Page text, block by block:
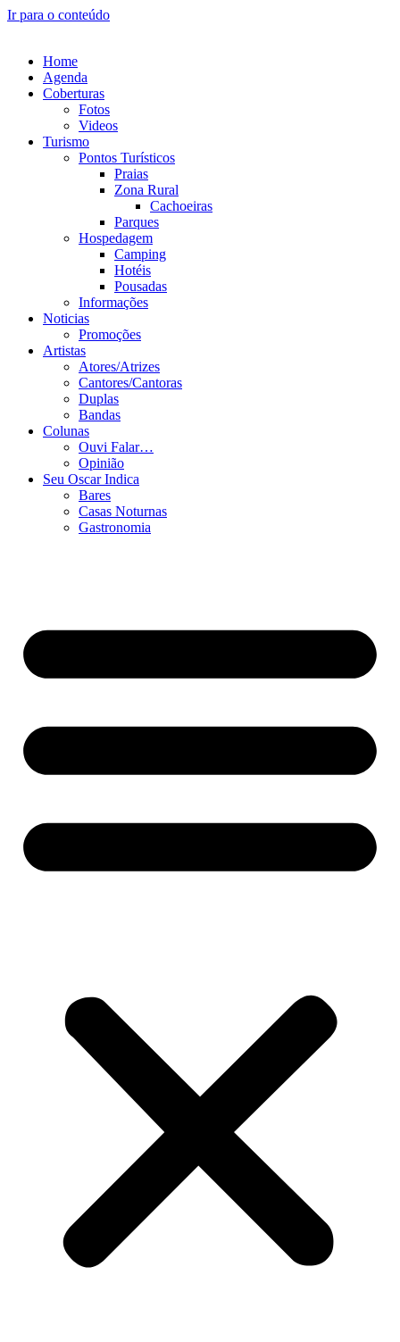
Ir para o conteúdo
Home
Agenda
Coberturas
Fotos
Videos
Turismo
Pontos Turísticos
Praias
Zona Rural
Cachoeiras
Parques
Hospedagem
Camping
Hotéis
Pousadas
Informações
Noticias
Promoções
Artistas
Atores/Atrizes
Cantores/Cantoras
Duplas
Bandas
Colunas
Ouvi Falar…
Opinião
Seu Oscar Indica
Bares
Casas Noturnas
Gastronomia